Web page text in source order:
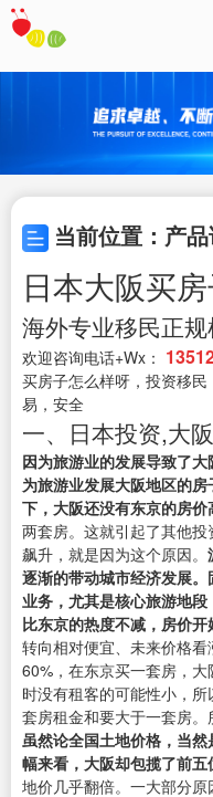
当前位置：产
日本大阪买
海外专业移民正
欢迎咨询电话+Wx：
买房子怎么样呀，投资移
易，安全
一、日本投资,大
因为旅游业的发展导致了
为旅游业发展大阪地区的
下，大阪还没有东京的房价
两套房。这就引起了其他
飙升，就是因为这个原因。
逐渐的带动城市经济发展
业务，尤其是核心旅游地
比东京的热度不减，房价开
转向相对便宜、未来价格
60%，在东京买一套房，
时没有租客的可能性小，
套房租金和要大于一套房。
虽然论全国土地价格，当
幅来看，大阪却包揽了前五
地价几乎翻倍。一大部分